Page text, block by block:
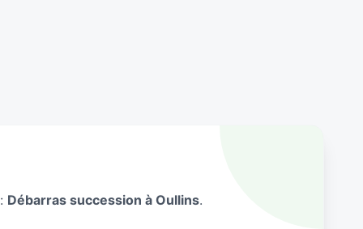
Débarras succession à Oullins.